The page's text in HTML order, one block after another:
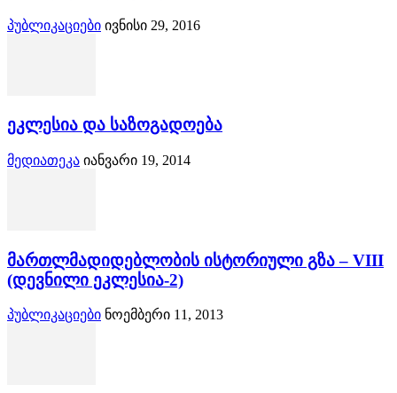
პუბლიკაციები ივნისი 29, 2016
ეკლესია და საზოგადოება
მედიათეკა იანვარი 19, 2014
მართლმადიდებლობის ისტორიული გზა – VIII
(დევნილი ეკლესია-2)
პუბლიკაციები ნოემბერი 11, 2013